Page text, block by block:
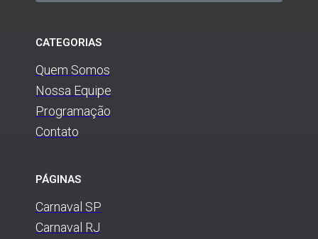
CATEGORIAS
Quem Somos
Nossa Equipe
Programação
Contato
PÁGINAS
Carnaval SP
Carnaval RJ